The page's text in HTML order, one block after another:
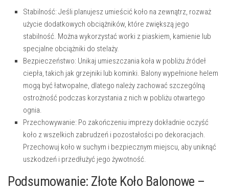
Stabilność: Jeśli planujesz umieścić koło na zewnątrz, rozważ
użycie dodatkowych obciążników, które zwiększą jego
stabilność. Można wykorzystać worki z piaskiem, kamienie lub
specjalne obciążniki do stelaży.
Bezpieczeństwo: Unikaj umieszczania koła w pobliżu źródeł
ciepła, takich jak grzejniki lub kominki. Balony wypełnione helem
mogą być łatwopalne, dlatego należy zachować szczególną
ostrożność podczas korzystania z nich w pobliżu otwartego
ognia.
Przechowywanie: Po zakończeniu imprezy dokładnie oczyść
koło z wszelkich zabrudzeń i pozostałości po dekoracjach.
Przechowuj koło w suchym i bezpiecznym miejscu, aby uniknąć
uszkodzeń i przedłużyć jego żywotność.
Podsumowanie: Złote Koło Balonowe –